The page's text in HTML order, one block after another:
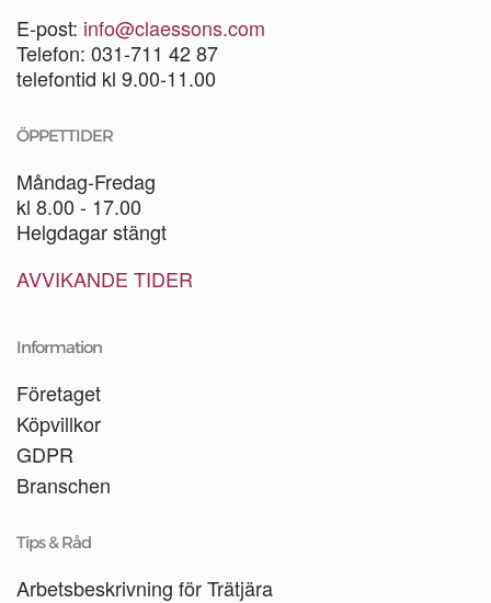
E-post: info@claessons.com
Telefon: 031-711 42 87
telefontid kl 9.00-11.00
ÖPPETTIDER
Måndag-Fredag
kl 8.00 - 17.00
Helgdagar stängt
AVVIKANDE TIDER
Information
Företaget
Köpvillkor
GDPR
Branschen
Tips & Råd
Arbetsbeskrivning för Trätjära